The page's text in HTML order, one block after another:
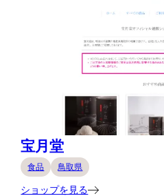
宝月堂
食品 鳥取県
ショップを見る